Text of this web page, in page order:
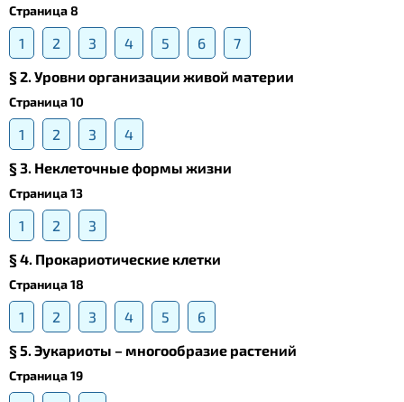
Страница 8
1 2 3 4 5 6
7
§ 2. Уровни организации живой материи
Страница 10
1 2 3
4
§ 3. Неклеточные формы жизни
Страница 13
1 2
3
§ 4. Прокариотические клетки
Страница 18
1 2 3 4 5
6
§ 5. Эукариоты – многообразие растений
Страница 19